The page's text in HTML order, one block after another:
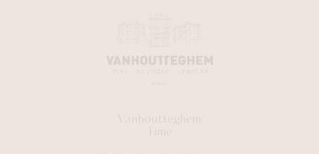
Vanhoutteghem
Time